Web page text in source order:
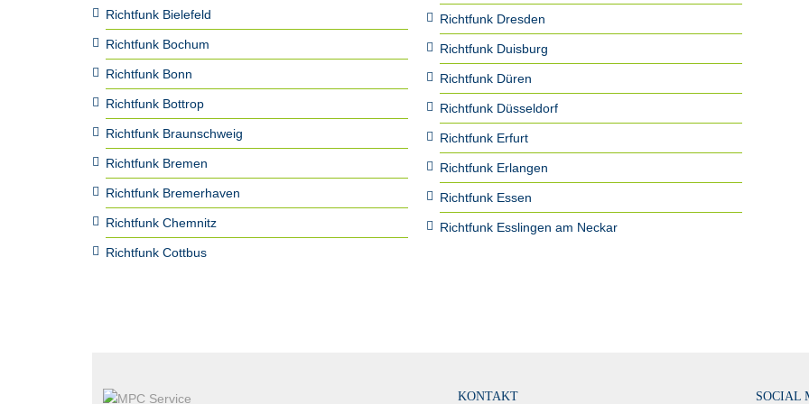
Richtfunk Bielefeld
Richtfunk Bochum
Richtfunk Bonn
Richtfunk Bottrop
Richtfunk Braunschweig
Richtfunk Bremen
Richtfunk Bremerhaven
Richtfunk Chemnitz
Richtfunk Cottbus
Richtfunk Dresden
Richtfunk Duisburg
Richtfunk Düren
Richtfunk Düsseldorf
Richtfunk Erfurt
Richtfunk Erlangen
Richtfunk Essen
Richtfunk Esslingen am Neckar
KONTAKT SOCIAL